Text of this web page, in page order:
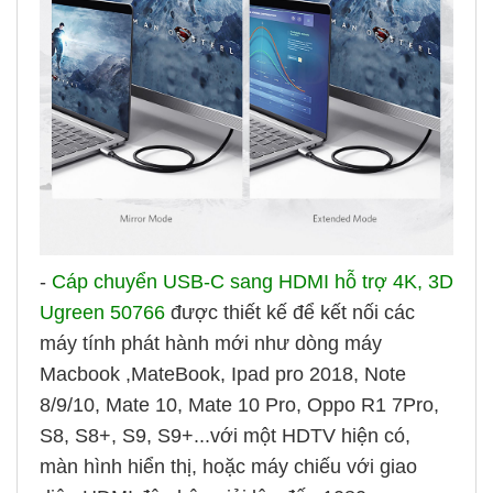
- Cáp chuyển USB-C sang HDMI hỗ trợ 4K, 3D
Ugreen 50766 được thiết kế để kết nối các
máy tính phát hành mới như dòng máy
Macbook ,MateBook, Ipad pro 2018, Note
8/9/10, Mate 10, Mate 10 Pro, Oppo R1 7Pro,
S8, S8+, S9, S9+...với một HDTV hiện có,
màn hình hiển thị, hoặc máy chiếu với giao